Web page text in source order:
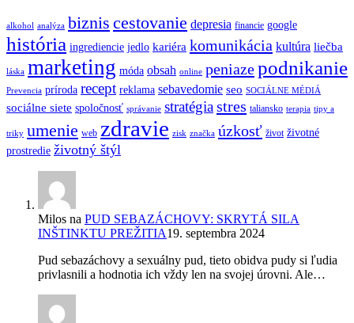
alkohol analýza biznis cestovanie depresia financie google
história ingrediencie jedlo kariéra komunikácia kultúra liečba
láska marketing móda obsah online peniazepodnikanie
Prevencia príroda recept reklama sebavedomie seo SOCIÁLNE MÉDIÁ
sociálne siete spoločnosť správanie stratégiastres taliansko terapia tipy a
triky umenie web zdravie zisk značka úzkosť život životné
prostredie životný štýl
Milos na PUD SEBAZÁCHOVY: SKRYTÁ SILA
INŠTINKTU PREŽITIA19. septembra 2024
Pud sebazáchovy a sexuálny pud, tieto obidva pudy si ľudia
privlasnili a hodnotia ich vždy len na svojej úrovni. Ale…